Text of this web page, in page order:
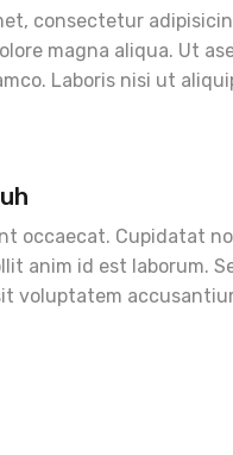
consectetur
magna aliqua. Ut
Laboris nisi ut
occaecat. Cupidatat
anim id est laborum.
voluptatem